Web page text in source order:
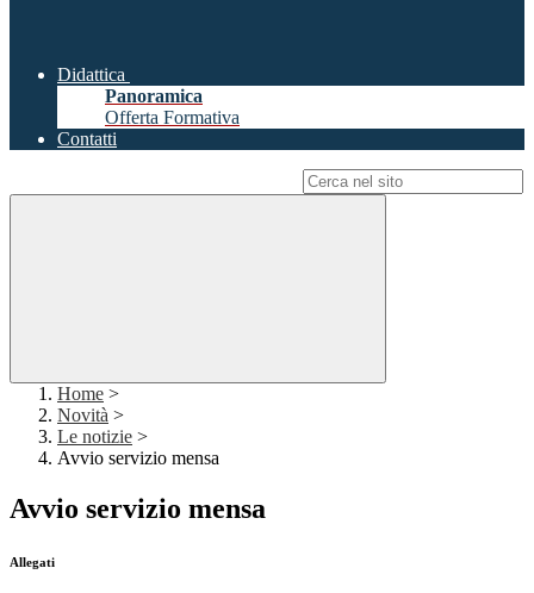
Didattica
Panoramica
Offerta Formativa
Contatti
Home >
Novità >
Le notizie >
Avvio servizio mensa
Avvio servizio mensa
Allegati